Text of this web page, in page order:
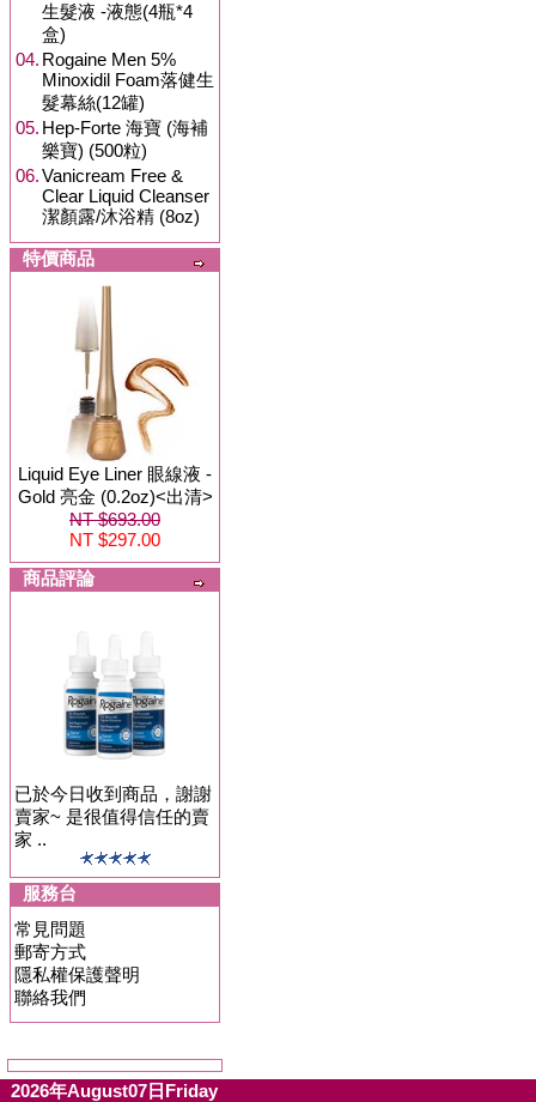
生髮液 -液態(4瓶*4
盒)
04. Rogaine Men 5%
Minoxidil Foam落健生
髮幕絲(12罐)
05. Hep-Forte 海寶 (海補
樂寶) (500粒)
06.Vanicream Free &
Clear Liquid Cleanser
潔顏露/沐浴精 (8oz)
特價商品
Liquid Eye Liner 眼線液 -
Gold 亮金 (0.2oz)<出清>
NT $693.00
NT $297.00
商品評論
已於今日收到商品，謝謝
賣家~ 是很值得信任的賣
家 ..
服務台
常見問題
郵寄方式
隱私權保護聲明
聯絡我們
2026年August07日Friday